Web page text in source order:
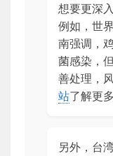
想要更深
例如，世
南强调，
菌感染，
善处理，
站了解更多
另外，台